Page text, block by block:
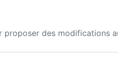
proposer des modifications